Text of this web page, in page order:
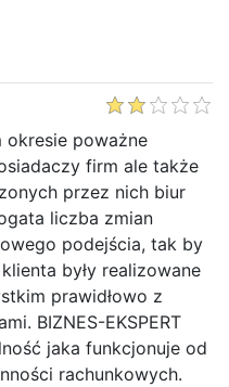
okresie poważne
firm ale także
przez nich biur
liczba zmian
podejścia, tak by
były realizowane
prawidłowo z
BIZNES-EKSPERT
jaka funkcjonuje od
rachunkowych.